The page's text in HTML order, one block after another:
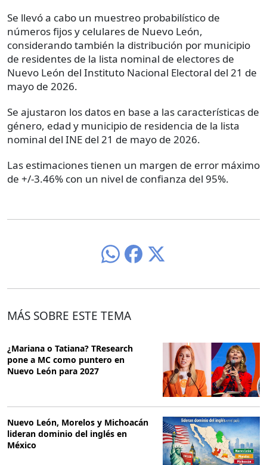
Se llevó a cabo un muestreo probabilístico de
números fijos y celulares de Nuevo León,
considerando también la distribución por municipio
de residentes de la lista nominal de electores de
Nuevo León del Instituto Nacional Electoral del 21 de
mayo de 2026.
Se ajustaron los datos en base a las características de
género, edad y municipio de residencia de la lista
nominal del INE del 21 de mayo de 2026.
Las estimaciones tienen un margen de error máximo
de +/-3.46% con un nivel de confianza del 95%.
MÁS SOBRE ESTE TEMA
¿Mariana o Tatiana? TResearch
pone a MC como puntero en
Nuevo León para 2027
Nuevo León, Morelos y Michoacán
lideran dominio del inglés en
México